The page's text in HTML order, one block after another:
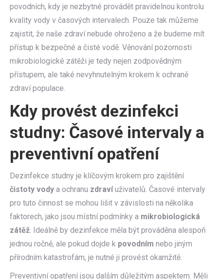
povodních, kdy je nezbytné provádět pravidelnou kontrolu
kvality vody v časových intervalech. Pouze tak můžeme
zajistit, že naše zdraví nebude ohroženo a že budeme mít
přístup k bezpečné a čisté vodě. Věnování pozornosti
mikrobiologické zátěži je tedy nejen zodpovědným
přístupem, ale také nevyhnutelným krokem k ochraně
zdraví populace.
Kdy provést dezinfekci
studny: Časové intervaly a
preventivní opatření
Dezinfekce studny je klíčovým krokem pro zajištění
čistoty vody a ochranu zdravíuživatelů. Časové intervaly
pro tuto činnost se mohou lišit v závislosti na několika
faktorech, jako jsou místní podmínky a mikrobiologická
zátěž. Ideálně by dezinfekce měla být prováděna alespoň
jednou ročně, ale pokud dojde k povodním nebo jiným
přírodním katastrofám, je nutné ji provést okamžitě.
Preventivní opatření jsou dalším důležitým aspektem. Měli